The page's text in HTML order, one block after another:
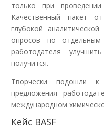
только при проведении
Качественный пакет
глубокой
опросов по
работодателя
получится.
Творчески подошли к
предложения
международном
Кейс BASF